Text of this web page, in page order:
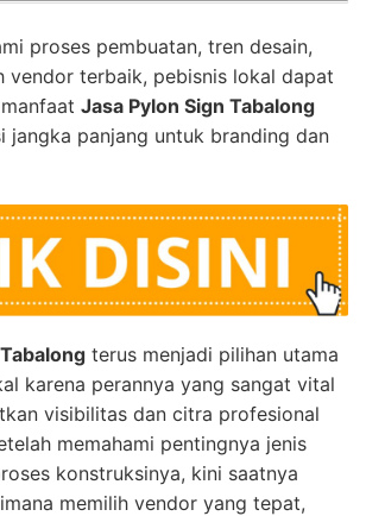
proses pembuatan, tren desain,
vendor terbaik, pebisnis lokal dapat
Jasa Pylon Sign Tabalong
jangka panjang untuk branding dan
terus menjadi pilihan utama
karena perannya yang sangat vital
visibilitas dan citra profesional
memahami pentingnya jenis
konstruksinya, kini saatnya
memilih vendor yang tepat,